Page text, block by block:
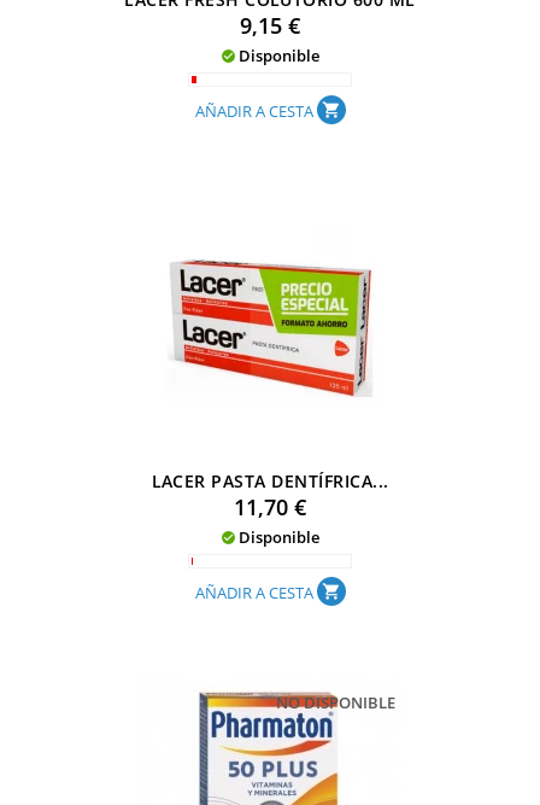
Precio
9,15 €
 Disponible
AÑADIR A CESTA shopping_cart
LACER PASTA DENTÍFRICA...
Precio
11,70 €
 Disponible
AÑADIR A CESTA shopping_cart
NO DISPONIBLE